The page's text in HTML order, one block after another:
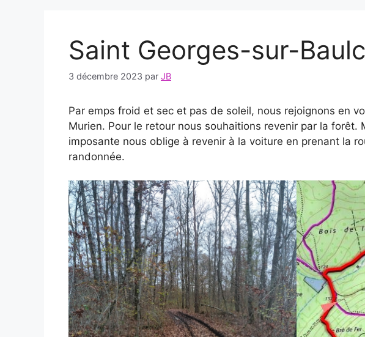
Saint Georges-sur-
3 décembre 2023 par JB
Par emps froid et sec et pas de soleil, nous rejoignons en
Murien. Pour le retour nous souhaitions revenir par la
imposante nous oblige à revenir à la voiture en prenant la
randonnée.